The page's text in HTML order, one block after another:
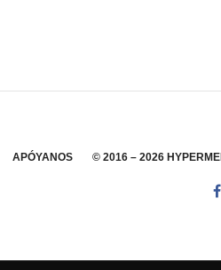
APÓYANOS © 2016 – 2026